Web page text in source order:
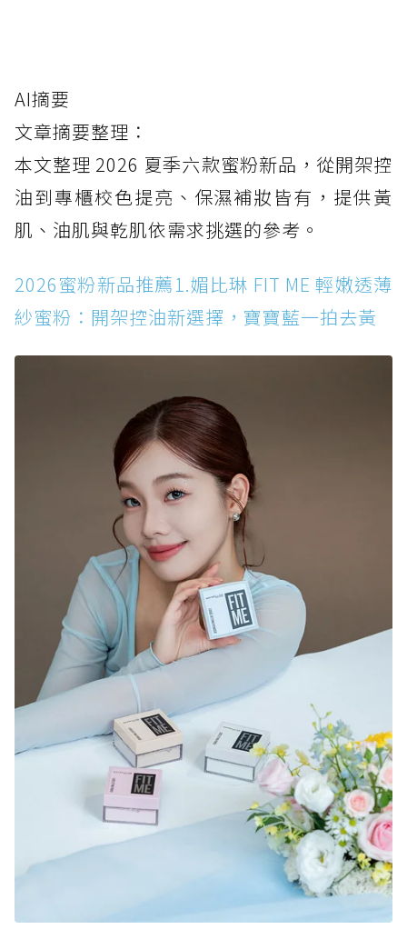
焦蜜粉嫩光粉，開架價也能拍出粉嫩微光
2026蜜粉新品推薦6. GUERLAIN 嬌蘭：幻彩流
蜜粉新品怎麼選？依需求快速挑
FAQ
AI摘要
文章摘要整理：
本文整理 2026 夏季六款蜜粉新品，從開架控
油到專櫃校色提亮、保濕補妝皆有，提供黃
肌、油肌與乾肌依需求挑選的參考。
2026蜜粉新品推薦1.媚比琳 FIT ME 輕嫩透薄
紗蜜粉：開架控油新選擇，寶寶藍一拍去黃